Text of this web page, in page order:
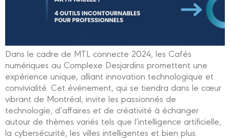
Dans le cadre de MTL connecte 2024, les Cafés
numériques au Complexe Desjardins promettent une
expérience unique, alliant innovation technologique et
convivialité. Cet événement, qui se tiendra dans le cœur
vibrant de Montréal, invite les passionnés de
technologie, d’affaires et de créativité à échanger
autour de thèmes variés tels que l’intelligence artificielle,
la cybersécurité, les villes intelligentes et bien plus.